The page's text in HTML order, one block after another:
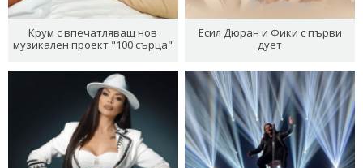
Крум с впечатляващ нов
музикален проект "100 сърца"
Есил Дюран и Фики с първи
дует